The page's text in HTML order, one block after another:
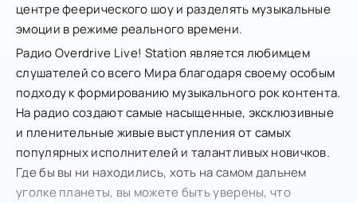
центре феерического шоу и разделять музыкальные
эмоции в режиме реального времени.
Радио Overdrive Live! Station является любимцем
слушателей со всего Мира благодаря своему особым
подходу к формированию музыкального рок контента.
На радио создают самые насыщенные, эксклюзивные
и пленительные живые выступления от самых
популярных исполнителей и талантливых новичков.
Где бы вы ни находились, хоть на самом дальнем
уголке планеты, вы можете быть уверены, что